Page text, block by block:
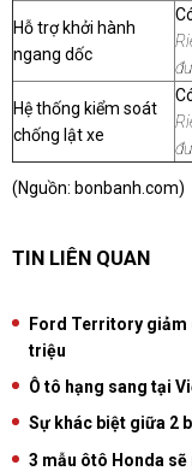
Hỗ trợ khởi hành
ngang dốc
Hệ thống kiểm soát
chống lật xe
(Nguồn: bonbanh.com)
TIN LIÊN QUAN
Ford Territory giảm
triệu
Ô tô hạng sang tại
Sự khác biệt giữa 2
3 mẫu ôtô Honda